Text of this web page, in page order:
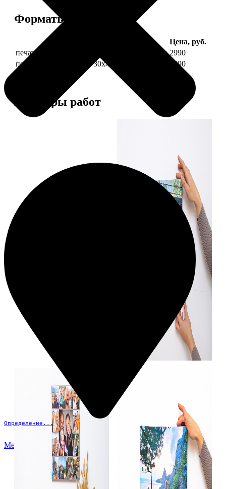
Определение...
Меню
Форматы и цены
Цена, руб.
печать фото на холсте 30х40 на подрамнике 2990
печать фото на холсте 30х40 в раме
5490
Примеры работ